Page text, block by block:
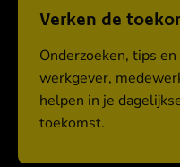
Verken de
Onderzoeken, tips
werkgever,
helpen in je
toekomst.